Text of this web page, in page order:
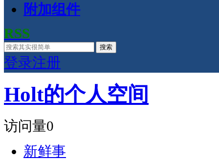
附加组件
RSS
搜索
登录注册
Holt的个人空间
访问量0
新鲜事